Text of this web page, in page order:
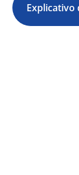
Explicativo